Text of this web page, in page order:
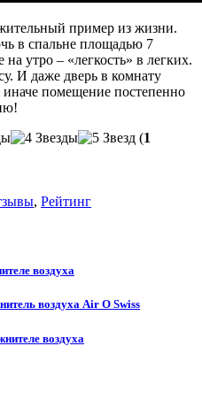
пример из жизни.
в спальне площадью 7
утро – «легкость» в легких.
И даже дверь в комнату
помещение постепенно
(1
, Рейтинг
воздуха
воздуха Air O Swiss
воздуха